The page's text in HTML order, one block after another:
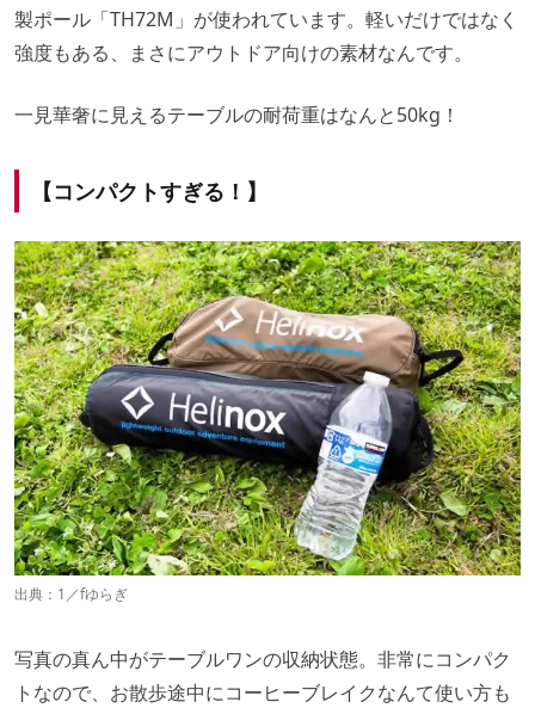
製ポール「TH72M」が使われています。軽いだけではなく
強度もある、まさにアウトドア向けの素材なんです。
一見華奢に見えるテーブルの耐荷重はなんと50kg！
【コンパクトすぎる！】
出典： 1／fゆらぎ
写真の真ん中がテーブルワンの収納状態。非常にコンパク
トなので、お散歩途中にコーヒーブレイクなんて使い方も